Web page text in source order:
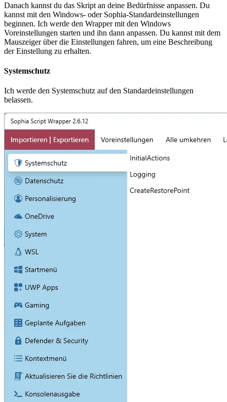
Danach kannst du das Skript an deine Bedürfnisse anpassen. Du
kannst mit den Windows- oder Sophia-Standardeinstellungen
beginnen. Ich werde den Wrapper mit den Windows
Voreinstellungen starten und ihn dann anpassen. Du kannst mit dem
Mauszeiger über die Einstellungen fahren, um eine Beschreibung
der Einstellung zu erhalten.
Systemschutz
Ich werde den Systemschutz auf den Standardeinstellungen
belassen.